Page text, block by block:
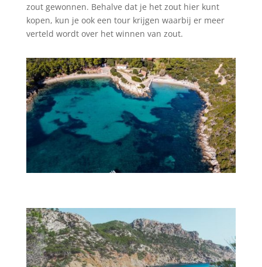
zout gewonnen. Behalve dat je het zout hier kunt
kopen, kun je ook een tour krijgen waarbij er meer
verteld wordt over het winnen van zout.